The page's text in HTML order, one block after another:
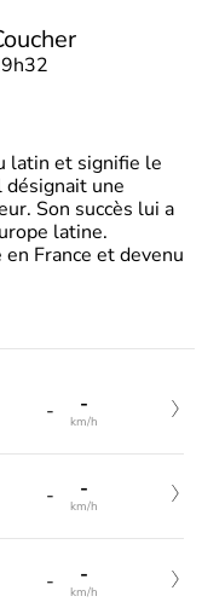
latin et signifie le
désignait une
Son succès lui a
latine.
France et devenu
- -
km/h
- -
km/h
- -
km/h